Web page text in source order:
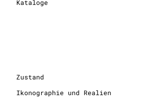
Kataloge
Zustand
Ikonographie und Realien